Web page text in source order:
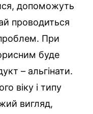
допоможуть
проводиться
При
буде
– альгінати.
віку і типу
вигляд,